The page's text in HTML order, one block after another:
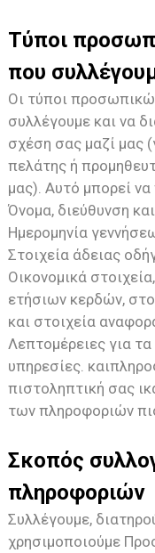
Τύποι
που
Οι τύποι
συλλέγουμε και να
σχέση σας μαζί μας
πελάτης ή
μας). Αυτό μπορεί να
Όνομα, διεύθυνση
Ημερομηνία
Στοιχεία άδειας
Οικονομικά
ετήσιων κερδών,
και στοιχεία
Λεπτομέρειες για
υπηρεσίες. και
πιστοληπτική σας
των πληροφοριών
Σκοπός
πληροφοριών
Συλλέγουμε,
χρησιμοποιούμε